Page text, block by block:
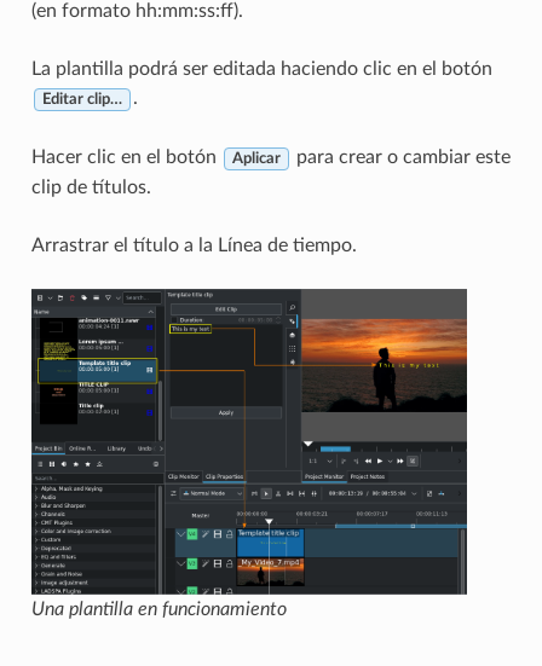
(en formato hh:mm:ss:ff).
La plantilla podrá ser editada haciendo clic en el botón
Editar clip… .
Hacer clic en el botón Aplicar
para crear o cambiar este
clip de títulos.
Arrastrar el título a la Línea de tiempo.
Una plantilla en funcionamiento